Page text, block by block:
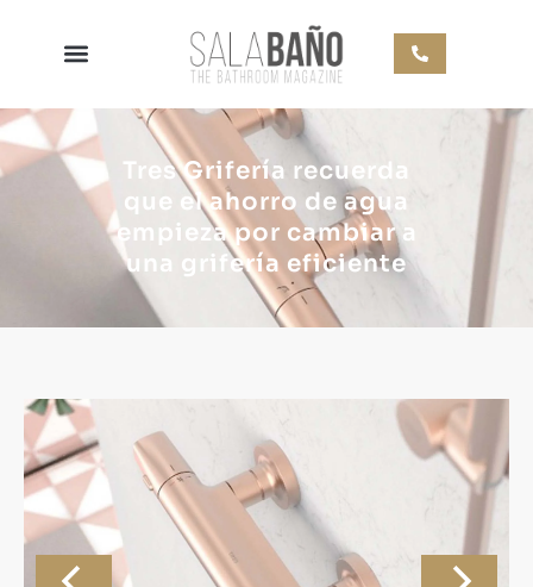
Tres Grifería recuerda
que el ahorro de agua
empieza por cambiar a
una grifería eficiente